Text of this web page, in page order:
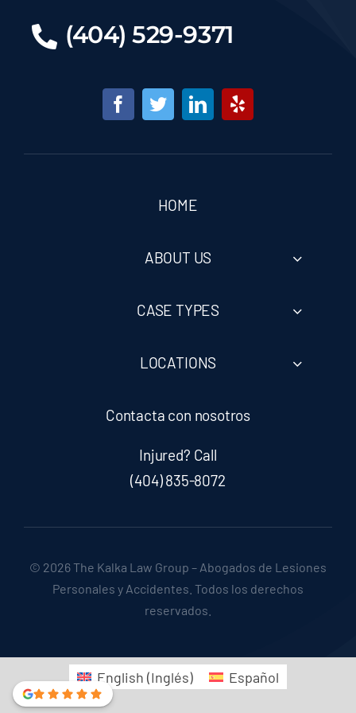
Marietta Daycare Injury Lawyer
Marietta E-Bike Accident Injury Lawyer
Medical Malpractice Lawyers in
Workers’ Compensation
(404) 529-9371
HOME
ABOUT US
CASE TYPES
LOCATIONS
Contacta con nosotros
Injured? Call
(404) 835-8072
© 2026 The Kalka Law Group – Abogados de Lesiones
Personales y Accidentes. Todos los derechos
reservados.
English (Inglés) Español